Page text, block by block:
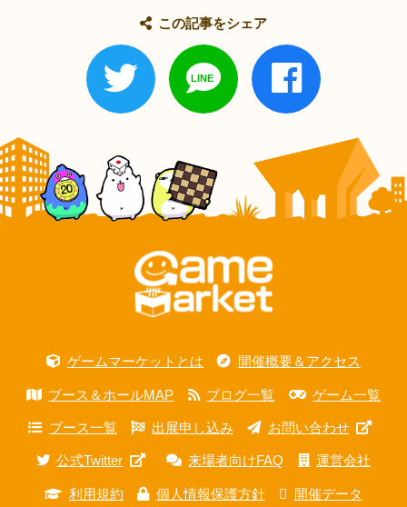
この記事をシェア
ゲームマーケットとは 開催概要＆アクセス
ブース＆ホールMAP ブログ一覧 ゲーム一覧
ブース一覧 出展申し込み お問い合わせ
公式Twitter 来場者向けFAQ 運営会社
利用規約 個人情報保護方針 開催データ